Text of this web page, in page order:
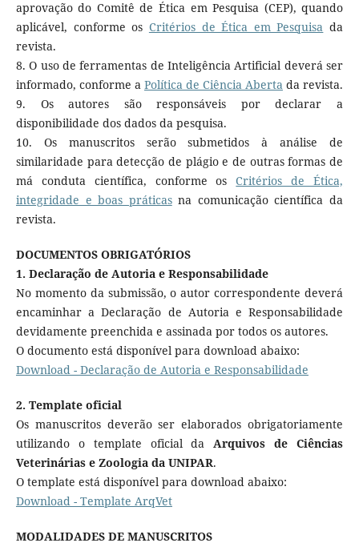
aprovação do Comitê de Ética em Pesquisa (CEP), quando
aplicável, conforme os Critérios de Ética em Pesquisa da
revista.
8. O uso de ferramentas de Inteligência Artificial deverá ser
informado, conforme a Política de Ciência Abertada revista.
9. Os autores são responsáveis por declarar a
disponibilidade dos dados da pesquisa.
10. Os manuscritos serão submetidos à análise de
similaridade para detecção de plágio e de outras formas de
má conduta científica, conforme osCritérios de Ética,
integridade e boas práticasna comunicação científica da
revista.
DOCUMENTOS OBRIGATÓRIOS
1. Declaração de Autoria e Responsabilidade
No momento da submissão, o autor correspondente deverá
encaminhar a Declaração de Autoria e Responsabilidade
devidamente preenchida e assinada por todos os autores.
O documento está disponível para download abaixo:
Download - Declaração de Autoria e Responsabilidade
2. Template oficial
Os manuscritos deverão ser elaborados obrigatoriamente
utilizando o template oficial daArquivos de Ciências
Veterinárias e Zoologia da UNIPAR.
O template está disponível para download abaixo:
Download - Template ArqVet
MODALIDADES DE MANUSCRITOS